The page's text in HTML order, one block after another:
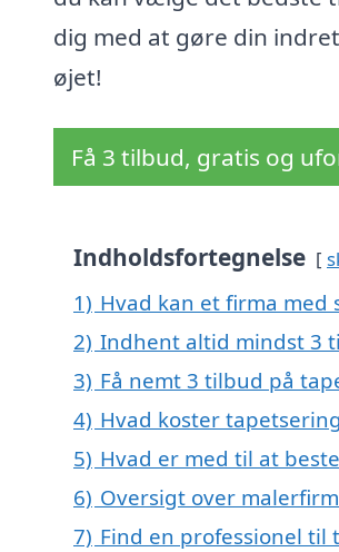
dig med at gøre din
øjet!
Få 3 tilbud, gratis og
Indholdsfortegnelse
1) Hvad kan et firma
2) Indhent altid mindst 3
3) Få nemt 3 tilbud på
4) Hvad koster
5) Hvad er med til at
6) Oversigt over
7) Find en professionel